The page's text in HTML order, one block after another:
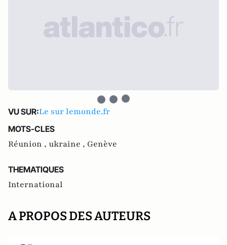
VU SUR:Le sur lemonde.fr
MOTS-CLES
Réunion , ukraine , Genève
THEMATIQUES
International
A PROPOS DES AUTEURS